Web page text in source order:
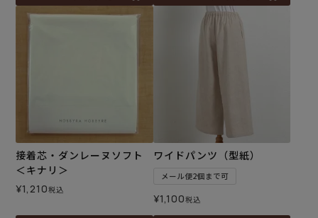
接着芯・ダンレーヌソフト
＜キナリ＞
¥1,210税込
ワイドパンツ（型紙）
メール便2個まで可
¥1,100税込